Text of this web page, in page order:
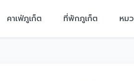
คาเฟ่ภูเก็ต ที่พักภูเก็ต หม